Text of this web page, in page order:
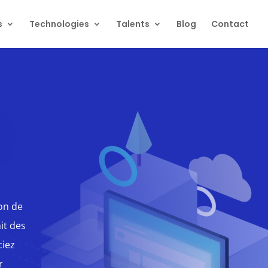
Technologies Talents Blog Contact
de
des